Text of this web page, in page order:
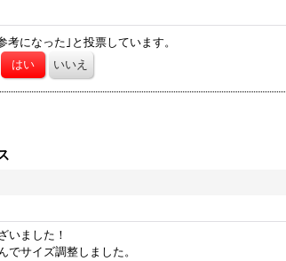
になった｣と投票しています。
いました！
でサイズ調整しました。